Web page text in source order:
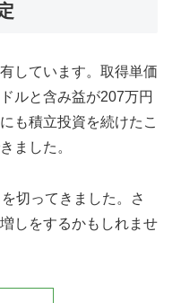
しています。取得単価
ルと含み益が207万円
も積立投資を続けたこ
ました。
切ってきました。さ
しをするかもしれませ